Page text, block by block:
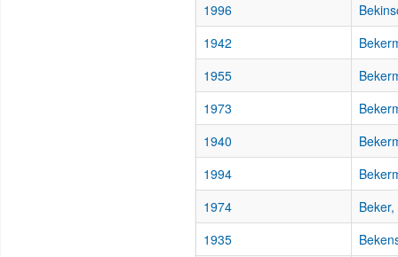
1996
1942
1955
1973
1940
1994
1974
1935